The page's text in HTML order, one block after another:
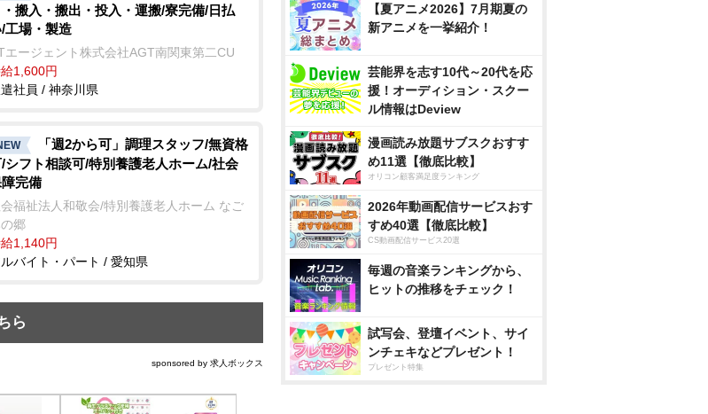
・搬入・搬出・投入・運搬/寮完備/日払
/工場・製造
エージェント株式会社AGT南関東第二CU
1,600円
社員 / 神奈川県
「週2から可」調理スタッフ/無資格
シフト相談可/特別養護老人ホーム/社会
完備
福祉法人和敬会/特別養護老人ホーム なご
郷
1,140円
バイト・パート / 愛知県
ら
sponsored by 求人ボックス
【夏アニメ2026】7月期夏の
新アニメを一挙紹介！
芸能界を志す10代～20代を応
援！オーディション・スクー
ル情報はDeview
漫画読み放題サブスクおすす
め11選【徹底比較】
オリコン顧客満足度ランキング
2026年動画配信サービスおす
すめ40選【徹底比較】
CS動画配信サービス20選
毎週の音楽ランキングから、
ヒットの推移をチェック！
試写会、登壇イベント、サイ
ンチェキなどプレゼント！
プレゼント特集